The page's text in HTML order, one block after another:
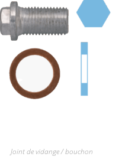
Joint de vidange / bouchon